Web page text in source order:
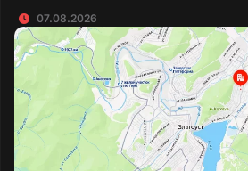
07.08.2026